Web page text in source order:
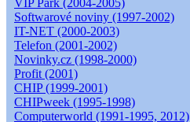
VIP Park (2004-2005)
Softwarové noviny (1997-2002)
IT-NET (2000-2003)
Telefon (2001-2002)
Novinky.cz (1998-2000)
Profit (2001)
CHIP (1999-2001)
CHIPweek (1995-1998)
Computerworld (1991-1995, 2012)